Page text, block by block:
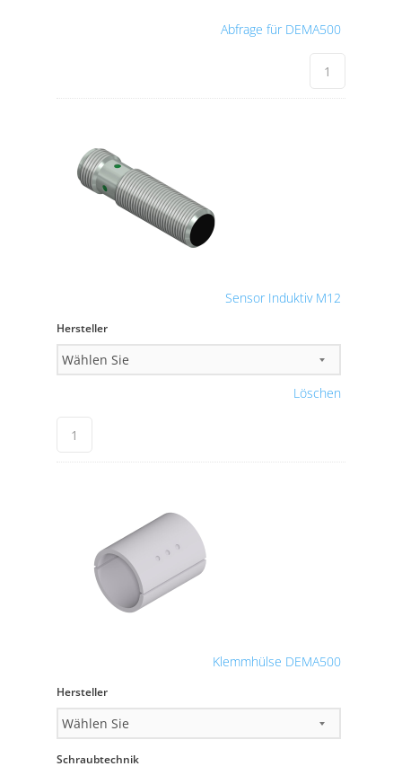
Abfrage für DEMA500
Sensor Induktiv M12
Hersteller
Löschen
Klemmhülse DEMA500
Hersteller
Schraubtechnik